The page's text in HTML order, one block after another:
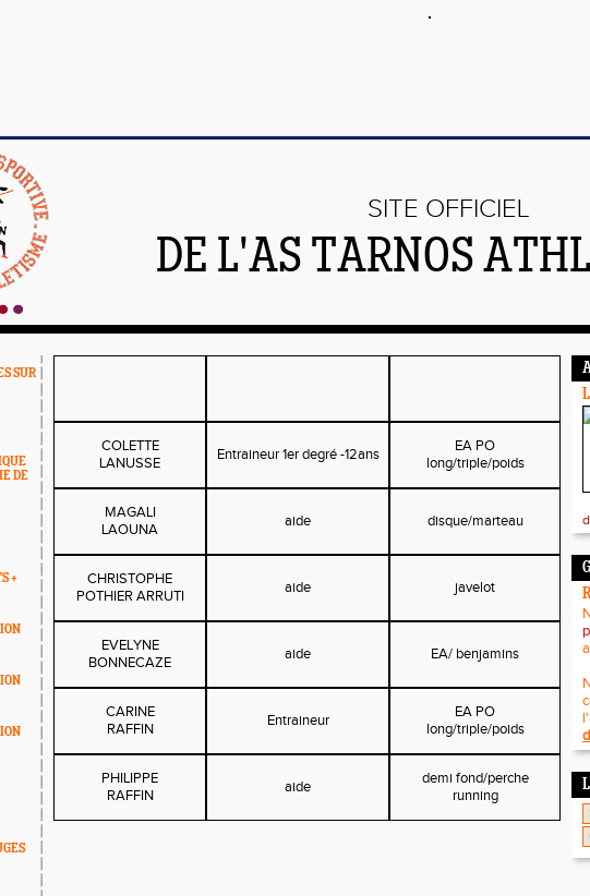
SITE OFFICIEL
DE L'AS TARNOS
SUR
DE
+
COLETTE
LANUSSE
Entraineur 1er degré -12ans
EA PO
long/triple/poids
MAGALI
LAOUNA
aide disque/marteau
CHRISTOPHE
POTHIER ARRUTI
aide javelot
EVELYNE
BONNECAZE
aide EA/ benjamins
CARINE
RAFFIN
Entraineur
EA PO
long/triple/poids
PHILIPPE
RAFFIN
aide
demi fond/perche
running